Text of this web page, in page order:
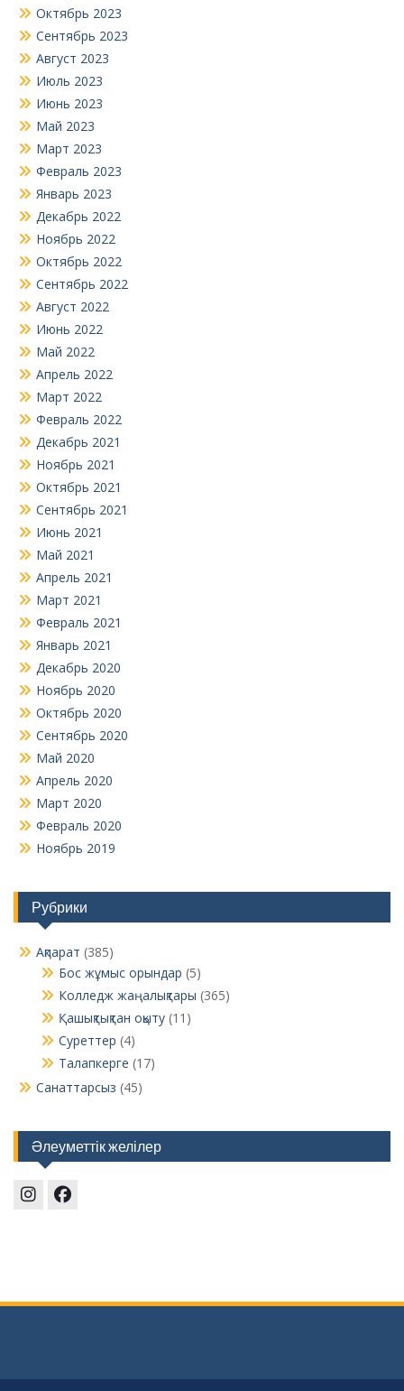
Октябрь 2023
Сентябрь 2023
Август 2023
Июль 2023
Июнь 2023
Май 2023
Март 2023
Февраль 2023
Январь 2023
Декабрь 2022
Ноябрь 2022
Октябрь 2022
Сентябрь 2022
Август 2022
Июнь 2022
Май 2022
Апрель 2022
Март 2022
Февраль 2022
Декабрь 2021
Ноябрь 2021
Октябрь 2021
Сентябрь 2021
Июнь 2021
Май 2021
Апрель 2021
Март 2021
Февраль 2021
Январь 2021
Декабрь 2020
Ноябрь 2020
Октябрь 2020
Сентябрь 2020
Май 2020
Апрель 2020
Март 2020
Февраль 2020
Ноябрь 2019
Рубрики
Ақпарат (385)
Бос жұмыс орындар (5)
Колледж жаңалықтары (365)
Қашықтықтан оқыту (11)
Суреттер (4)
Талапкерге (17)
Санаттарсыз (45)
Әлеуметтік желілер